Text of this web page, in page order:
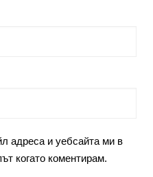
адреса и уебсайта ми в
когато коментирам.